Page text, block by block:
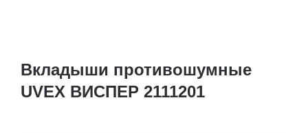
Вкладыши противошумные
UVEX ВИСПЕР 2111201